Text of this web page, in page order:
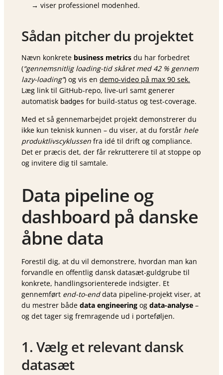
→ viser professionel modenhed.
Sådan pitcher du projektet
Nævn konkrete business metrics du har forbedret
(“gennemsnitlig loading-tid skåret med 42 % gennem
lazy-loading”) og vis en demo-video på max 90 sek.
Læg link til GitHub-repo, live-url samt generer
automatisk badges for build-status og test-coverage.
Med et så gennemarbejdet projekt demonstrerer du
ikke kun teknisk kunnen – du viser, at du forstår hele
produktlivscyklussen fra idé til drift og compliance.
Det er præcis det, der får rekrutterere til at stoppe op
og invitere dig til samtale.
Data pipeline og
dashboard på danske
åbne data
Forestil dig, at du vil demonstrere, hvordan man kan
forvandle en offentlig dansk datasæt-guldgrube til
konkrete, handlings­orienterede indsigter. Et
gennemført end-to-enddata pipeline-projekt viser, at
du mestrer både data engineering og data-analyse –
og det tager sig fremragende ud i porteføljen.
1. Vælg et relevant dansk
datasæt